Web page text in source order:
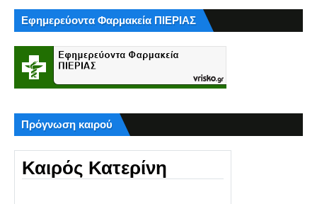
Εφημερεύοντα Φαρμακεία ΠΙΕΡΙΑΣ
Πρόγνωση καιρού
Καιρός Κατερίνη